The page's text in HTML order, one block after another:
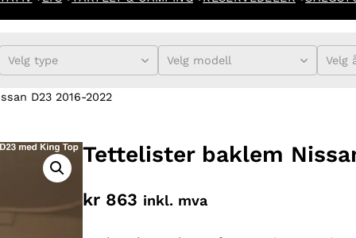
Velg type Velg modell Velg
D23 2016-2022
Tettelister baklem
kr 863 inkl. mva